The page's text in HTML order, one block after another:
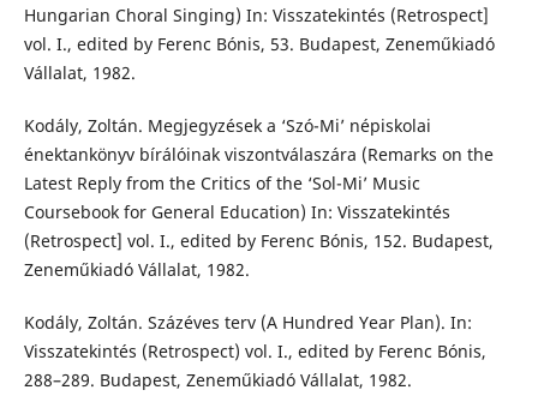
Hungarian Choral Singing) In: Visszatekintés (Retrospect]
vol. I., edited by Ferenc Bónis, 53. Budapest, Zeneműkiadó
Vállalat, 1982.
Kodály, Zoltán. Megjegyzések a ‘Szó-Mi’ népiskolai
énektankönyv bírálóinak viszontválaszára (Remarks on the
Latest Reply from the Critics of the ‘Sol-Mi’ Music
Coursebook for General Education) In: Visszatekintés
(Retrospect] vol. I., edited by Ferenc Bónis, 152. Budapest,
Zeneműkiadó Vállalat, 1982.
Kodály, Zoltán. Százéves terv (A Hundred Year Plan). In:
Visszatekintés (Retrospect) vol. I., edited by Ferenc Bónis,
288–289. Budapest, Zeneműkiadó Vállalat, 1982.